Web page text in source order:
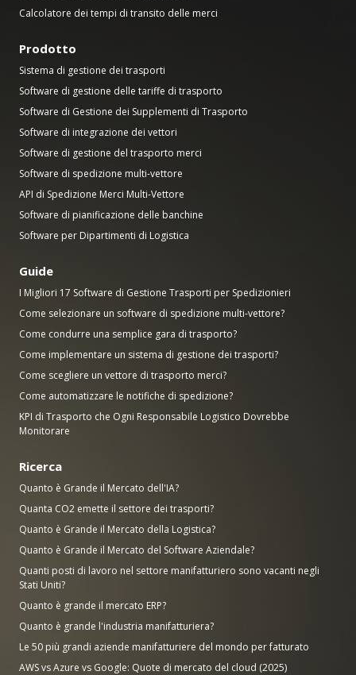
Calcolatore dei tempi di transito delle merci
Prodotto
Sistema di gestione dei trasporti
Software di gestione delle tariffe di trasporto
Software di Gestione dei Supplementi di Trasporto
Software di integrazione dei vettori
Software di gestione del trasporto merci
Software di spedizione multi-vettore
API di Spedizione Merci Multi-Vettore
Software di pianificazione delle banchine
Software per Dipartimenti di Logistica
Guide
I Migliori 17 Software di Gestione Trasporti per Spedizionieri
Come selezionare un software di spedizione multi-vettore?
Come condurre una semplice gara di trasporto?
Come implementare un sistema di gestione dei trasporti?
Come scegliere un vettore di trasporto merci?
Come automatizzare le notifiche di spedizione?
KPI di Trasporto che Ogni Responsabile Logistico Dovrebbe
Monitorare
Ricerca
Quanto è Grande il Mercato dell'IA?
Quanta CO2 emette il settore dei trasporti?
Quanto è Grande il Mercato della Logistica?
Quanto è Grande il Mercato del Software Aziendale?
Quanti posti di lavoro nel settore manifatturiero sono vacanti negli
Stati Uniti?
Quanto è grande il mercato ERP?
Quanto è grande l'industria manifatturiera?
Le 50 più grandi aziende manifatturiere del mondo per fatturato
AWS vs Azure vs Google: Quote di mercato del cloud (2025)